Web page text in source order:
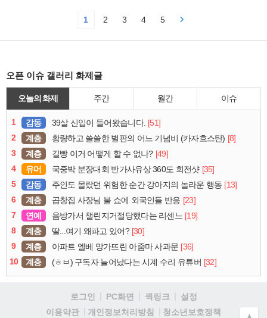
1 2 3 4 5
오픈 이슈 갤러리 화제글
오늘의 화제 주간 월간 이슈
1 감동 39살 신입이 들어왔습니다. [51]
2
계층 황량하고 쓸쓸한 벌판의 어느 기념비 (카자흐스탄) [8]
3
계층 길빵 이거 어떻게 할 수 없나? [49]
4
유머 국중박 분장대회 반가사유상 360도 회전샷 [35]
5
감동 주인도 몰랐던 위험한 순간 강아지의 놀라운 행동 [13]
6
계층 곱창집 사장님 불 쇼에 외국인들 반응 [23]
7
연예 음방가서 챌린지거절당했다는 리센느 [19]
8
계층 딸...여기 왜파고 있어? [30]
9
계층 아파트 엘베 망가뜨린 아줌마 사과문 [36]
10
계층 (ㅎㅂ) 구독자 늘어났다는 시계 수리 유튜버 [32]
로그인 PC화면 퀵링크
설정
이용약관
개인정보처리방침
청소년보호정책
▲